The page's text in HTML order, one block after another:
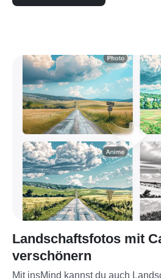
Landschaftsfotos mit
verschönern
Mit insMind kannst du auch